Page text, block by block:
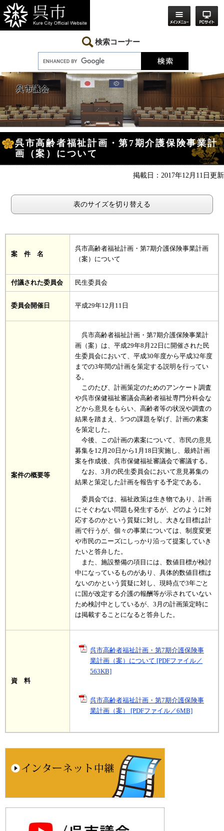
ー
ジ
の
ニ
ュ
ー
て
検索コーナー
呉市議会
文
呉市高齢者福祉計画・第7期介護保険事業計
画（案）について
掲載日：2017年12月11日更新
表のサイズを切り替える
案 件 名
呉市高齢者福祉計画・第7期介護保険事業計画
（案）について
付議された委員会 民生委員会
委員会開催日 平成29年12月11日
案件の概要等
呉市高齢者福祉計画・第7期介護保険事業計
画（案）は、平成29年8月22日に開催された民
生委員会において、平成30年度から平成32年度
までの3年間の計画を策定する説明を行ってい
る。
このたび、計画策定のためのアンケート調査
や呉市保健福祉審議会高齢者福祉専門分科会な
どから意見をもらい、高齢者等の状況や調査の
結果を踏まえ、5つの課題を挙げ、計画の素案
を策定した。
今後、この計画の素案について、市民の意見
募集を12月20日から1月18日実施し、最終計画
案を作成後、呉市保健福祉審議会で審議する。
なお、3月の民生委員会において意見募集の
結果と策定した計画を報告する予定である。
委員会では、福祉政策は生き物であり、計画
にそぐわない問題も発生するが、どのように対
応するのかという質疑に対し、大きな目標は計
画で行うが、個々の事業については、制度変更
や市民のニーズにしっかり沿って提案していき
たいと答弁した。
また、施設整備の項目には、数値目標が検討
中になっているものがあり、具体的数値目標は
ないのかという質疑に対し、現時点で3年ごと
に国が改定する介護の報酬等が示されていない
ため検討中としているが、3月の計画策定時に
は掲載することになると答弁した。
資 料
呉市高齢者福祉計画・第7期介護保険事
業計画（案）について [PDFファイル／
563KB]
呉市高齢者福祉計画・第7期介護保険事
業計画（案） [PDFファイル／6MB]